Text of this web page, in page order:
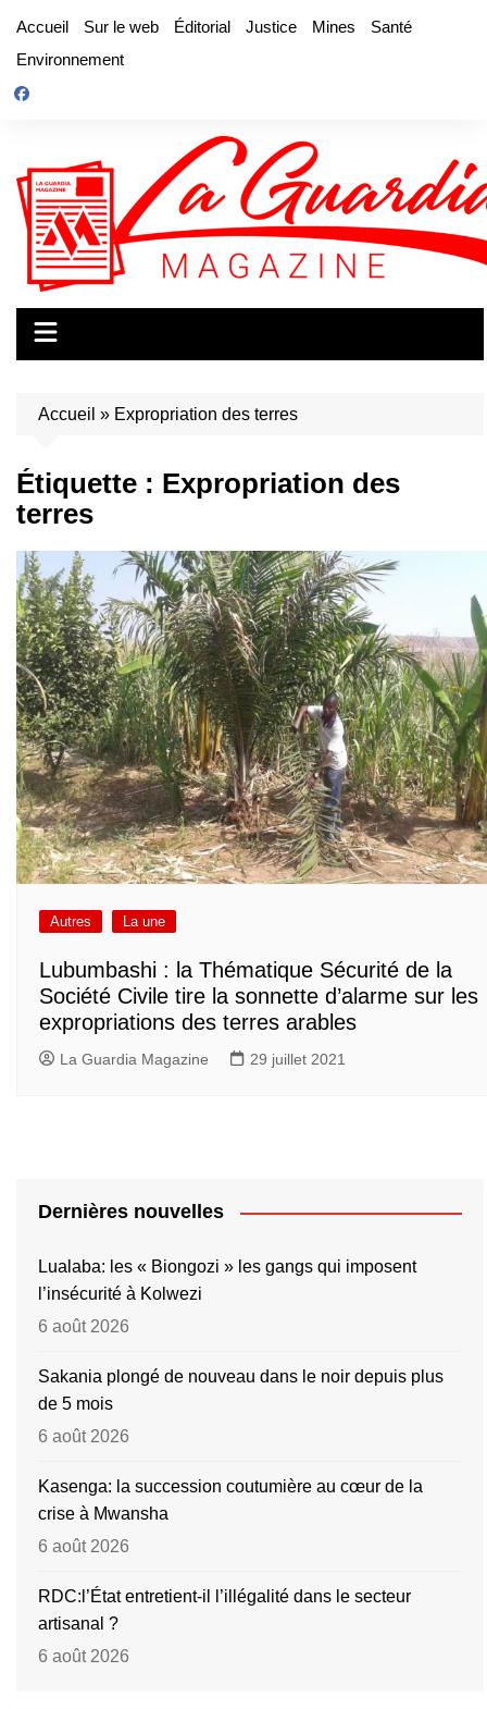
contenu
Accueil Sur le web Éditorial Justice Mines
Santé
Environnement
Accueil » Expropriation des terres
Étiquette : Expropriation des
terres
Autres La une
Lubumbashi : la Thématique Sécurité de la
Société Civile tire la sonnette d’alarme sur les
expropriations des terres arables
La Guardia Magazine 29 juillet 2021
Dernières nouvelles
Lualaba: les « Biongozi » les gangs qui imposent
l’insécurité à Kolwezi
6 août 2026
Sakania plongé de nouveau dans le noir depuis plus
de 5 mois
6 août 2026
Kasenga: la succession coutumière au cœur de la
crise à Mwansha
6 août 2026
RDC:l’État entretient-il l’illégalité dans le secteur
artisanal ?
6 août 2026